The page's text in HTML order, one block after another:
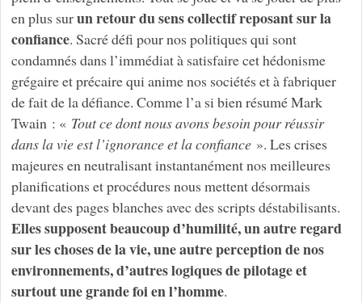
en plus surun retour du sens collectif reposant sur la
confiance. Sacré défi pour nos politiques qui sont
condamnés dans l’immédiat à satisfaire cet hédonisme
grégaire et précaire qui anime nos sociétés et à fabriquer
de fait de la défiance. Comme l’a si bien résumé Mark
Twain : « Tout ce dont nous avons besoin pour réussir
dans la vie est l’ignorance et la confiance». Les crises
majeures en neutralisant instantanément nos meilleures
planifications et procédures nous mettent désormais
devant des pages blanches avec des scripts déstabilisants.
Elles supposent beaucoup d’humilité, un autre regard
sur les choses de la vie, une autre perception de nos
environnements, d’autres logiques de pilotage et
surtout une grande foi en l’homme.